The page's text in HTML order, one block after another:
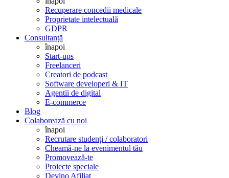
Recuperare concedii medicale
Proprietate intelectuală
GDPR
Consultanță
înapoi
Start-ups
Freelanceri
Creatori de podcast
Software developeri & IT
Agentii de digital
E-commerce
Blog
Colaborează cu noi
înapoi
Recrutare studenți / colaboratori
Cheamă-ne la evenimentul tău
Promovează-te
Proiecte speciale
Devino Afiliat